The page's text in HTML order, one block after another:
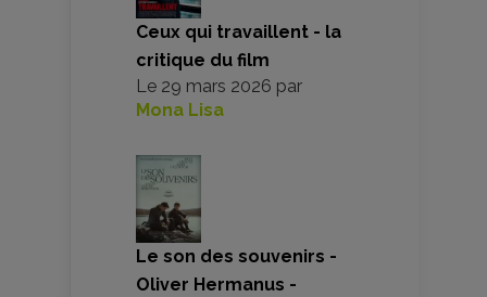
Ceux qui travaillent - la
critique du film
Le 29 mars 2026 par
Mona Lisa
Le son des souvenirs -
Oliver Hermanus -